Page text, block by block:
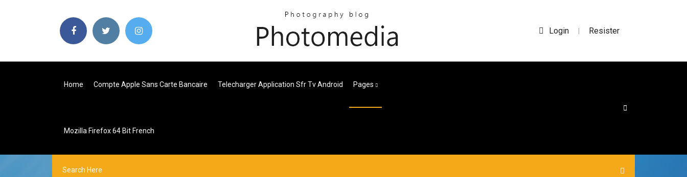
Login | Resister
Home Compte Apple Sans Carte Bancaire Telecharger Application Sfr Tv Android Pages
Mozilla Firefox 64 Bit French